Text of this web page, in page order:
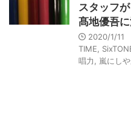
スタッフ
髙地優吾
2020/1/11
TIME
唱力
嵐にし